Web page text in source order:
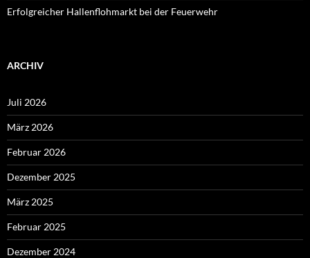
Erfolgreicher Hallenflohmarkt bei der Feuerwehr
ARCHIV
Juli 2026
März 2026
Februar 2026
Dezember 2025
März 2025
Februar 2025
Dezember 2024